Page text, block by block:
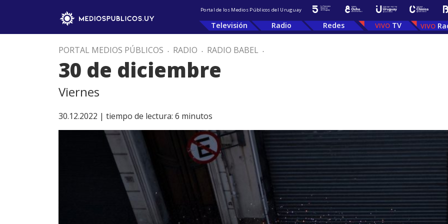
Portal de los Medios Públicos del Uruguay
Televisión Radio Redes TV
PORTAL MEDIOS PÚBLICOS . RADIO . RADIO BABEL .
30 de diciembre
Viernes
30.12.2022 | tiempo de lectura: 6 minutos